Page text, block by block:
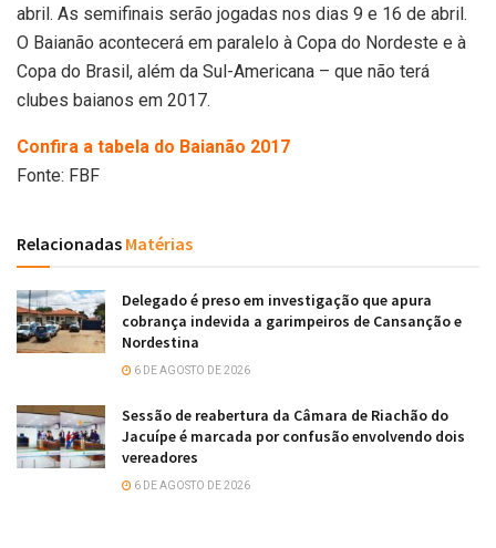
abril. As semifinais serão jogadas nos dias 9 e 16 de abril.
O Baianão acontecerá em paralelo à Copa do Nordeste e à
Copa do Brasil, além da Sul-Americana – que não terá
clubes baianos em 2017.
Confira a tabela do Baianão 2017
Fonte: FBF
Relacionadas Matérias
Delegado é preso em investigação que apura
cobrança indevida a garimpeiros de Cansanção e
Nordestina
6 DE AGOSTO DE 2026
Sessão de reabertura da Câmara de Riachão do
Jacuípe é marcada por confusão envolvendo dois
vereadores
6 DE AGOSTO DE 2026